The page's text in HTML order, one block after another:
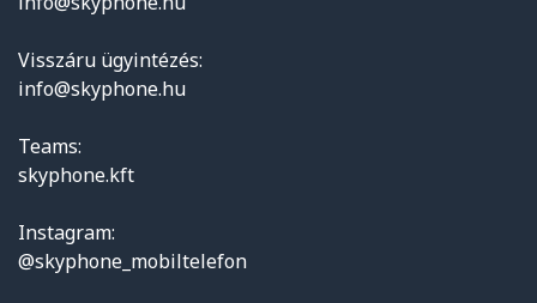
Visszáru ügyintézés:
info@skyphone.hu
Teams:
skyphone.kft
Instagram:
@skyphone_mobiltelefon